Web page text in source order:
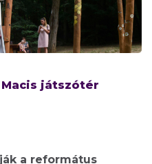
játszótér
a református